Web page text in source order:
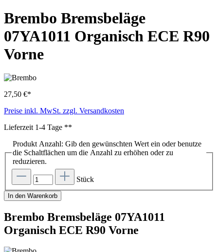
Brembo Bremsbeläge
07YA1011 Organisch ECE R90
Vorne
27,50 €*
Preise inkl. MwSt. zzgl. Versandkosten
Lieferzeit 1-4 Tage **
Produkt Anzahl: Gib den gewünschten Wert ein oder benutze
die Schaltflächen um die Anzahl zu erhöhen oder zu
reduzieren.
Stück
In den Warenkorb
Brembo Bremsbeläge 07YA1011
Organisch ECE R90 Vorne